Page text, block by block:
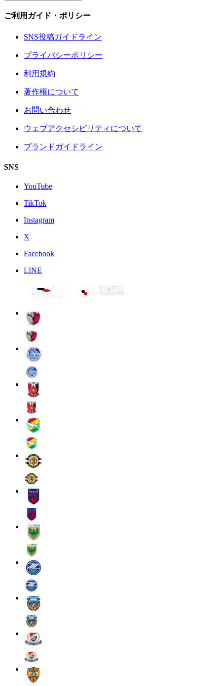
ご利用ガイド・ポリシー
SNS投稿ガイドライン
プライバシーポリシー
利用規約
著作権について
お問い合わせ
ウェブアクセシビリティについて
ブランドガイドライン
SNS
YouTube
TikTok
Instagram
X
Facebook
LINE